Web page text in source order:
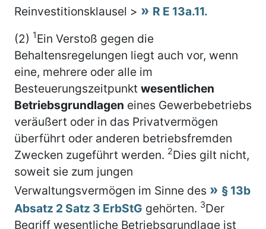
Reinvestitionsklausel >
R E 13a.11.
(2) 1Ein Verstoß gegen die
Behaltensregelungen liegt auch vor, wenn
eine, mehrere oder alle im
Besteuerungszeitpunkt wesentlichen
Betriebsgrundlagen eines Gewerbebetriebs
veräußert oder in das Privatvermögen
überführt oder anderen betriebsfremden
Zwecken zugeführt werden. 2Dies gilt nicht,
soweit sie zum jungen
Verwaltungsvermögen im Sinne des
§ 13b
Absatz 2 Satz 3 ErbStG gehörten. 3Der
Begriff wesentliche Betriebsgrundlage ist